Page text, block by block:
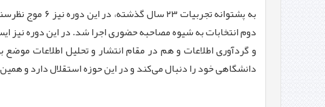
دوم انتخابات به شیوه مصاحبه حضوری اجرا شد. در این دوره نیز
و گردآوری اطلاعات و هم در مقام انتشار و تحلیل اطلاعات
دانشگاهی خود را دنبال می‌کند و در این حوزه استقلال دارد و